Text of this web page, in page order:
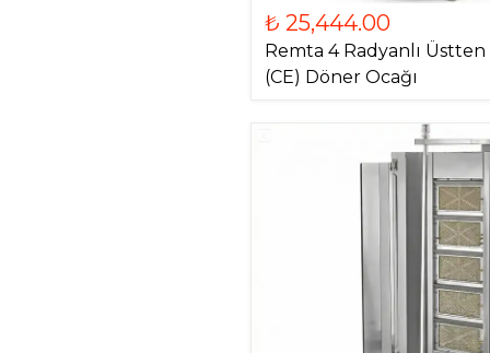
₺ 25,444.00
Remta 4 Radyanlı
(CE) Döner Ocağı